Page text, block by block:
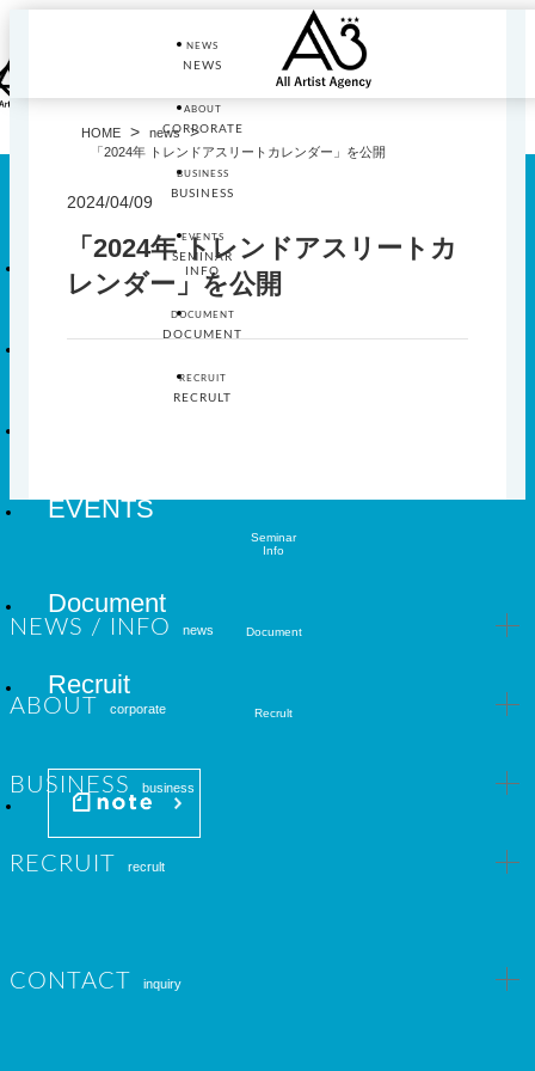
the
content
NEWS
NEWS
ABOUT
CORPORATE
BUSINESS
BUSINESS
EVENTS
SEMINAR
INFO
DOCUMENT
DOCUMENT
RECRUIT
RECRULT
News
News
About
Show
sub
EVENTS
Seminar
Info
Document
Document
Recruit
Recrult
HOME > news >
「2024年 トレンドアスリートカレンダー」を公開
2024/04/09
「2024年 トレンドアスリートカ
レンダー」を公開
NEWS / INFO news
ABOUT corporate
BUSINESS business
RECRUIT recrult
CONTACT inquiry